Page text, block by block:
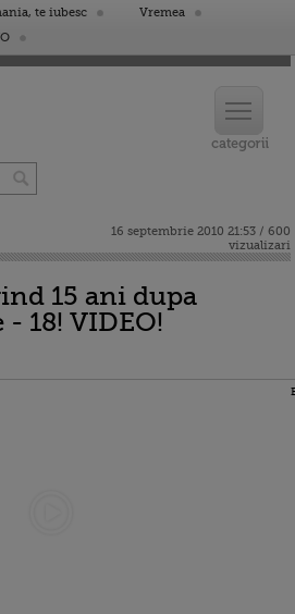
te iubesc
Vremea
16 septembrie 2010 21:53 / 600
vizualizari
15 ani dupa
18! VIDEO!